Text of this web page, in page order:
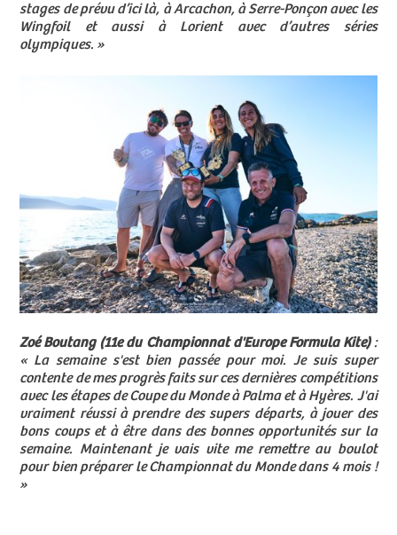
stages de prévu d’ici là, à Arcachon, à Serre-Ponçon avec les
Wingfoil et aussi à Lorient avec d’autres séries
olympiques. »
Zoé Boutang (11e du Championnat d'Europe Formula Kite):
« La semaine s'est bien passée pour moi. Je suis super
contente de mes progrès faits sur ces dernières compétitions
avec les étapes de Coupe du Monde à Palma et à Hyères. J'ai
vraiment réussi à prendre des supers départs, à jouer des
bons coups et à être dans des bonnes opportunités sur la
semaine. Maintenant je vais vite me remettre au boulot
pour bien préparer le Championnat du Monde dans 4 mois !
»